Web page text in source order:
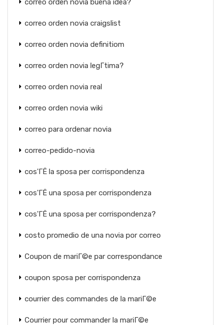
correo orden novia buena idea?
correo orden novia craigslist
correo orden novia definitiom
correo orden novia legГ­tima?
correo orden novia real
correo orden novia wiki
correo para ordenar novia
correo-pedido-novia
cos'ГЁ la sposa per corrispondenza
cos'ГЁ una sposa per corrispondenza
cos'ГЁ una sposa per corrispondenza?
costo promedio de una novia por correo
Coupon de mariГ©e par correspondance
coupon sposa per corrispondenza
courrier des commandes de la mariГ©e
Courrier pour commander la mariГ©e